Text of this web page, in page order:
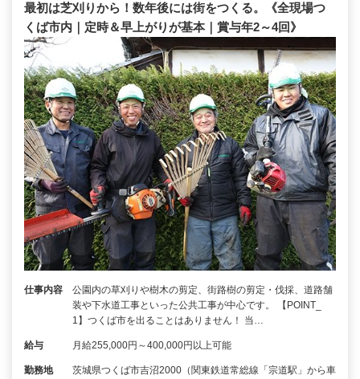
最初は芝刈りから！数年後には街をつくる。《全現場つ
くば市内｜定時＆早上がりが基本｜賞与年2～4回》
仕事内容
公園内の草刈りや樹木の剪定、街路樹の剪定・伐採、道路舗
装や下水道工事といった公共工事が中心です。 【POINT_
1】つくば市を出ることはありません！ 当…
給与 月給255,000円～400,000円以上可能
勤務地
茨城県つくば市吉沼2000（関東鉄道常総線「宗道駅」から車